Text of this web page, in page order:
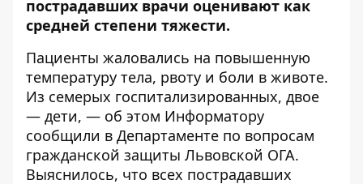
пострадавших врачи оценивают как
средней степени тяжести.
Пациенты жаловались на повышенную
температуру тела, рвоту и боли в животе.
Из семерых госпитализированных, двое
— дети, — об этом Информатору
сообщили в Департаменте по вопросам
гражданской защиты Львовской ОГА.
Выяснилось, что всех пострадавших